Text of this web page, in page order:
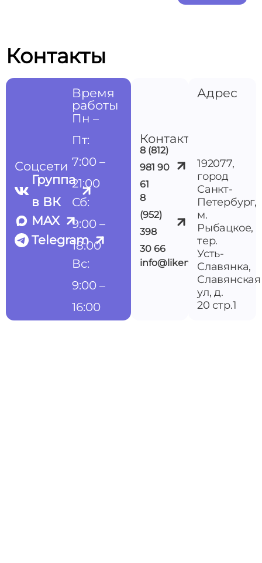
Контакты
Контакты
8 (812)
981 90
61
8
(952)
398
30 66
info@likemedspb.ru
Адрес
192077,
город
Санкт-
Петербург,
м.
Рыбацкое,
тер.
Усть-
Славянка,
Славянская
ул, д.
20 стр.1
Соцсети
Группа
в ВК
MAX
Telegram
Время
работы
Пн –
Пт:
7:00 –
21:00
Сб:
9:00 –
18:00
Вс:
9:00 –
16:00